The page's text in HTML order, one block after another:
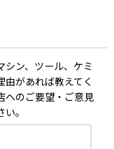
ン、ツール、ケミ
由があれば教えてく
へのご要望・ご意見
。